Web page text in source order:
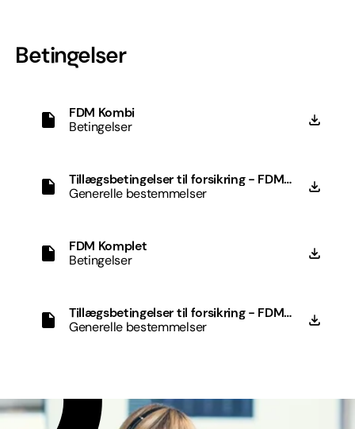
Betingelser
FDM Kombi
Betingelser
Tillægsbetingelser til forsikring - FDM
Kombi
Generelle bestemmelser
FDM Komplet
Betingelser
Tillægsbetingelser til forsikring - FDM
Komplet
Generelle bestemmelser